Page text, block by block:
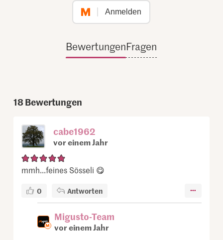
Anmelden
BewertungenFragen
18Bewertungen
cabe1962
vor einem Jahr
mmh...feines Sösseli 😋
0 Antworten
Migusto-Team
vor einem Jahr